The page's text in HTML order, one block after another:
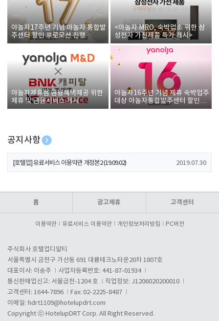
야놀자17주년 기념 야놀자 통합발
주센터 할인 프로모션 진행
<야놀자 MRO, 숙박업소 위한 삼
성전자 가전제품 특가 개시>
야놀자제휴점 금융혜택제공 위한
제휴 및 금융서비스 게시
야놀자16주년 기념 제휴 숙박업주
대상 야놀자통합발주센터 할인쿠
폰 증정
공지사항
[호텔업] 개인정보 처리방침 개정본1 (19.09.02)
[호텔업] 유료서비스 이용약관 개정본2 (19.09.02) 2019.07.30
홈 광고제휴 고객센터
이용약관 유료서비스 이용약관 개인정보처리방침 PC버전
주식회사 호텔업디알티
서울특별시 금천구 가산동 691 대륭테크노타운20차 1807호
대표이사: 이송주
사업자등록번호: 441-87-01934
통신판매업신고: 서울금천-1204 호
직업정보: J1206020200010
고객센터: 1644-7896
Fax: 02-2225-8487
이메일: hdrt1109@hotelupdrt.com
Copyright ⓒ HotelupDRT Corp. All Right Reserved.